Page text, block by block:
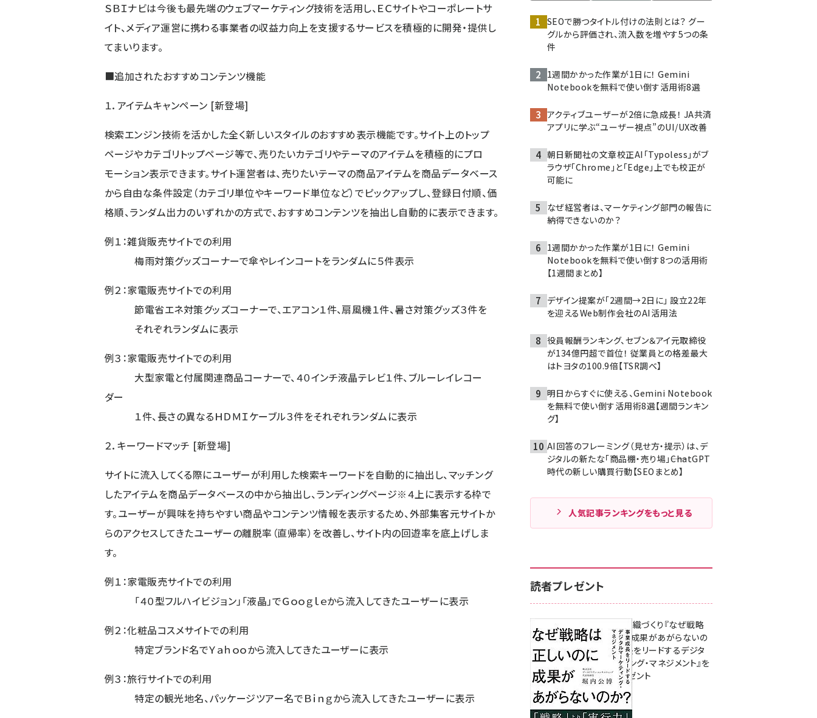
ＳＢＩナビは今後も最先端のウェブマーケティング技術を活用し、ＥＣサイトやコーポレートサ
イト、メディア運営に携わる事業者の収益力向上を支援するサービスを積極的に開発・提供し
てまいります。
■追加されたおすすめコンテンツ機能
１．アイテムキャンペーン [新登場]
検索エンジン技術を活かした全く新しいスタイルのおすすめ表示機能です。サイト上のトップ
ページやカテゴリトップページ等で、売りたいカテゴリやテーマのアイテムを積極的にプロ
モーション表示できます。サイト運営者は、売りたいテーマの商品アイテムを商品データベース
から自由な条件設定（カテゴリ単位やキーワード単位など）でピックアップし、登録日付順、価
格順、ランダム出力のいずれかの方式で、おすすめコンテンツを抽出し自動的に表示できます。
例１：雑貨販売サイトでの利用
梅雨対策グッズコーナーで傘やレインコートをランダムに５件表示
例２：家電販売サイトでの利用
節電省エネ対策グッズコーナーで、エアコン１件、扇風機１件、暑さ対策グッズ３件を
それぞれランダムに表示
例３：家電販売サイトでの利用
大型家電と付属関連商品コーナーで、４０インチ液晶テレビ１件、ブルーレイレコー
ダー
１件、長さの異なるＨＤＭＩケーブル３件をそれぞれランダムに表示
２．キーワードマッチ [新登場]
サイトに流入してくる際にユーザーが利用した検索キーワードを自動的に抽出し、マッチング
したアイテムを商品データベースの中から抽出し、ランディングページ※４上に表示する枠で
す。ユーザーが興味を持ちやすい商品やコンテンツ情報を表示するため、外部集客元サイトか
らのアクセスしてきたユーザーの離脱率（直帰率）を改善し、サイト内の回遊率を底上げしま
す。
例１：家電販売サイトでの利用
「４０型フルハイビジョン」「液晶」でＧｏｏｇｌｅから流入してきたユーザーに表示
例２：化粧品コスメサイトでの利用
特定ブランド名でＹａｈｏｏから流入してきたユーザーに表示
例３：旅行サイトでの利用
特定の観光地名、パッケージツアー名でＢｉｎｇから流入してきたユーザーに表示
SEOで勝つタイトル付けの法則とは？ グー
グルから評価され、流入数を増やす5つの条
件
1週間かかった作業が1日に！ Gemini
Notebookを無料で使い倒す活用術8選
アクティブユーザーが2倍に急成長！ JA共済
アプリに学ぶ“ユーザー視点”のUI/UX改善
朝日新聞社の文章校正AI「Typoless」がブ
ラウザ「Chrome」と「Edge」上でも校正が
可能に
なぜ経営者は、マーケティング部門の報告に
納得できないのか？
1週間かかった作業が1日に！ Gemini
Notebookを無料で使い倒す8つの活用術
【1週間まとめ】
デザイン提案が「2週間→2日に」 設立22年
を迎えるWeb制作会社のAI活用法
役員報酬ランキング、セブン＆アイ元取締役
が134億円超で首位！ 従業員との格差最大
はトヨタの100.9倍【TSR調べ】
明日からすぐに使える、Gemini Notebook
を無料で使い倒す活用術8選【週間ランキン
グ】
AI回答のフレーミング（見せ方・提示）は、デ
ジタルの新たな「商品棚・売り場」――ChatGPT
時代の新しい購買行動【SEOまとめ】
人気記事ランキングをもっと見る
読者プレゼント
成果を生む組織づくり『なぜ戦略
は正しいのに成果があがらないの
か？ 事業成長をリードするデジタ
ルマーケティング・マネジメント』を
3名様にプレゼント
8月7日 10:00